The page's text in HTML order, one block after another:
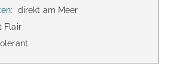
direkt am Meer
Flair